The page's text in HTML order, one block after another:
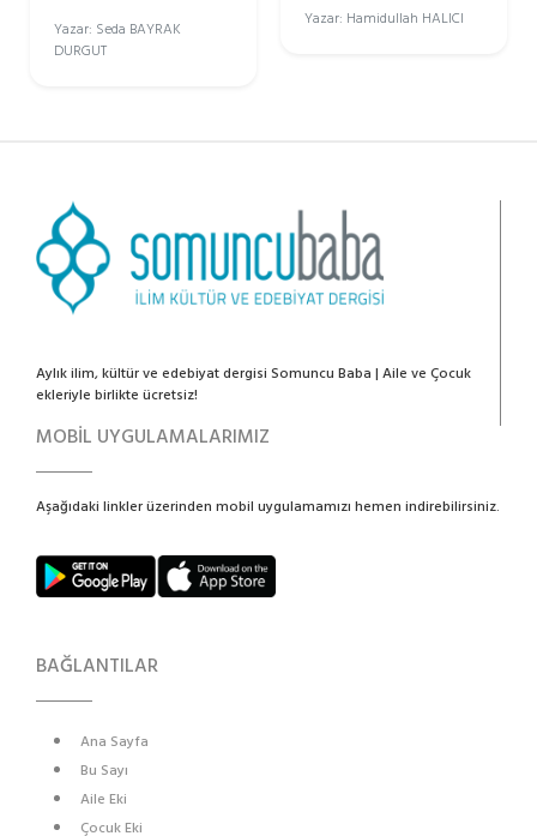
Yazar: Seda BAYRAK
DURGUT
Yazar: Hamidullah HALICI
Aylık ilim, kültür ve edebiyat dergisi Somuncu Baba | Aile ve Çocuk
ekleriyle birlikte ücretsiz!
MOBİL UYGULAMALARIMIZ
Aşağıdaki linkler üzerinden mobil uygulamamızı hemen indirebilirsiniz.
BAĞLANTILAR
Ana Sayfa
Bu Sayı
Aile Eki
Çocuk Eki